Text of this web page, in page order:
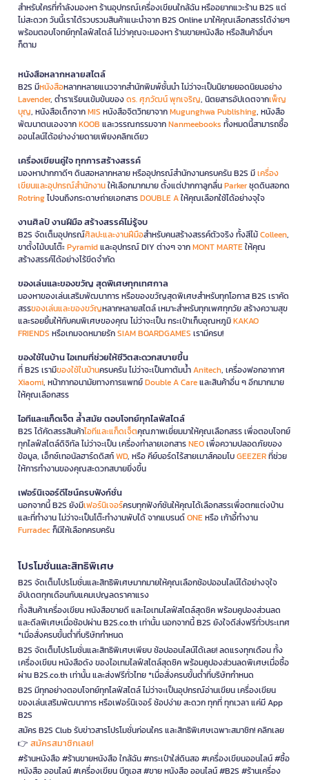
สำหรับใครที่กำลังมองหา ร้านอุปกรณ์เครื่องเขียนใกล้ฉัน หรืออยากแวะร้าน B2S แต่
ไม่สะดวก วันนี้เราได้รวบรวมสินค้าแนะนำจาก B2S Online มาให้คุณเลือกสรรได้ง่ายๆ
พร้อมตอบโจทย์ทุกไลฟ์สไตล์ ไม่ว่าคุณจะมองหา ร้านขายหนังสือ หรือสินค้าอื่นๆ
ก็ตาม
หนังสือหลากหลายสไตล์
B2S มีหนังสือหลากหลายแนวจากสำนักพิมพ์ชั้นนำ ไม่ว่าจะเป็นนิยายยอดนิยมอย่าง
Lavender, ตำราเรียนเข้มข้นของดร. ศุภวัฒน์ พุกเจริญ, นิตยสารอัปเดตจากเพ็ญ
บุญ, หนังสือเด็กจากMIS หนังสือจิตวิทยาจากMugunghwa Publishing, หนังสือ
พัฒนาตนเองจากKOOB และวรรณกรรมจากNanmeebooks ทั้งหมดนี้สามารถซื้อ
ออนไลน์ได้อย่างง่ายดายเพียงคลิกเดียว
เครื่องเขียนคู่ใจ ทุกการสร้างสรรค์
มองหาปากกาดีๆ ดินสอหลากหลาย หรืออุปกรณ์สำนักงานครบครัน B2S มีเครื่อง
เขียนและอุปกรณ์สำนักงานให้เลือกมากมาย ตั้งแต่ปากกาลูกลื่นParkerชุดดินสอกด
Rotringไปจนถึงกระดาษถ่ายเอกสารDOUBLE Aให้คุณเลือกใช้ได้อย่างจุใจ
งานศิลป์ งานฝีมือ สร้างสรรค์ไม่รู้จบ
B2S จัดเต็มอุปกรณ์ศิลปะและงานฝีมือสำหรับคนสร้างสรรค์ตัวจริง ทั้งสีไม้Colleen,
ขาตั้งไม้บนโต๊ะPyramidและอุปกรณ์ DIY ต่างๆ จากMONT MARTEให้คุณ
สร้างสรรค์ได้อย่างไร้ขีดจำกัด
ของเล่นและของขวัญ สุดพิเศษทุกเทศกาล
มองหาของเล่นเสริมพัฒนาการ หรือของขวัญสุดพิเศษสำหรับทุกโอกาส B2S เราคัด
สรรของเล่นและของขวัญหลากหลายสไตล์ เหมาะสำหรับทุกเพศทุกวัย สร้างความสุข
และรอยยิ้มให้กับคนพิเศษของคุณ ไม่ว่าจะเป็น กระเป๋าเก็บอุณหภูมิKAKAO
FRIENDS หรือเกมจดหมายรักSIAM BOARDGAMES เรามีครบ!
ของใช้ในบ้าน ไอเทมที่ช่วยให้ชีวิตสะดวกสบายขึ้น
ที่ B2S เรามีของใช้ในบ้านครบครัน ไม่ว่าจะเป็นกาต้มน้ำAnitech, เครื่องฟอกอากาศ
Xiaomi, หน้ากากอนามัยทางการแพทย์Double A Careและสินค้าอื่น ๆ อีกมากมาย
ให้คุณเลือกสรร
ไอทีและแก็ดเจ็ต ล้ำสมัย ตอบโจทย์ทุกไลฟ์สไตล์
B2S ได้คัดสรรสินค้าไอทีและแก็ดเจ็ตคุณภาพเยี่ยมมาให้คุณเลือกสรร เพื่อตอบโจทย์
ทุกไลฟ์สไตล์ดิจิทัล ไม่ว่าจะเป็น เครื่องทำลายเอกสารNEOเพื่อความปลอดภัยของ
ข้อมูล, เอ็กซ์เทอนัลฮาร์ดดิสก์WD, หรือ คีย์บอร์ดไร้สายเมาส์คอมโบGEEZERที่ช่วย
ให้การทำงานของคุณสะดวกสบายยิ่งขึ้น
เฟอร์นิเจอร์ดีไซน์ครบฟังก์ชั่น
นอกจากนี้ B2S ยังมีเฟอร์นิเจอร์ครบทุกฟังก์ชันให้คุณได้เลือกสรรเพื่อตกแต่งบ้าน
และที่ทำงาน ไม่ว่าจะเป็นโต๊ะทำงานพับได้ จากแบรนด์ONEหรือ เก้าอี้ทำงาน
Furradecก็มีให้เลือกครบครัน
โปรโมชั่นและสิทธิพิเศษ
B2S จัดเต็มโปรโมชั่นและสิทธิพิเศษมากมายให้คุณเลือกช้อปออนไลน์ได้อย่างจุใจ
อัปเดตทุกเดือนกับแคมเปญลดราคาแรง
ทั้งสินค้าเครื่องเขียน หนังสือขายดี และไอเทมไลฟ์สไตล์สุดชิค พร้อมคูปองส่วนลด
และดีลพิเศษเมื่อช้อปผ่าน B2S.co.th เท่านั้น นอกจากนี้ B2S ยังใจดีส่งฟรีทั่วประเทศ
*เมื่อสั่งครบขั้นต่ำที่บริษัทกำหนด
B2S จัดเต็มโปรโมชั่นและสิทธิพิเศษเพียบ ช้อปออนไลน์ได้เลย! ลดแรงทุกเดือน ทั้ง
เครื่องเขียน หนังสือดัง ของไอเทมไลฟ์สไตล์สุดชิค พร้อมคูปองส่วนลดพิเศษเมื่อซื้อ
ผ่าน B2S.co.th เท่านั้น และส่งฟรีทั่วไทย *เมื่อสั่งครบขั้นต่ำที่บริษัทกำหนด
B2S มีทุกอย่างตอบโจทย์ทุกไลฟ์สไตล์ ไม่ว่าจะเป็นอุปกรณ์อ่านเขียน เครื่องเขียน
ของเล่นเสริมพัฒนาการ หรือเฟอร์นิเจอร์ ช้อปง่าย สะดวก ทุกที่ ทุกเวลา แค่มี App
B2S
สมัคร B2S Club รับข่าวสารโปรโมชั่นก่อนใคร และสิทธิพิเศษเฉพาะสมาชิก! คลิกเลย
👉 สมัครสมาชิกเลย!
#ร้านหนังสือ #ร้านขายหนังสือ ใกล้ฉัน #กระเป๋าใส่ดินสอ #เครื่องเขียนออนไลน์ #ซื้อ
หนังสือ ออนไลน์ #เครื่องเขียน บีทูเอส #ขาย หนังสือ ออนไลน์ #B2S #ร้านเครื่อง